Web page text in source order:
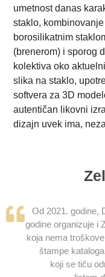
umetnost danas
staklo,
borosilikatnim
(brenerom) i sporog
kolektiva oko
slika na staklo,
softvera za 3D
autentičan likovni
dizajn uvek ima,
Od 2021. godine,
godine organizuje i
koja nema
štampe
koji se tiču